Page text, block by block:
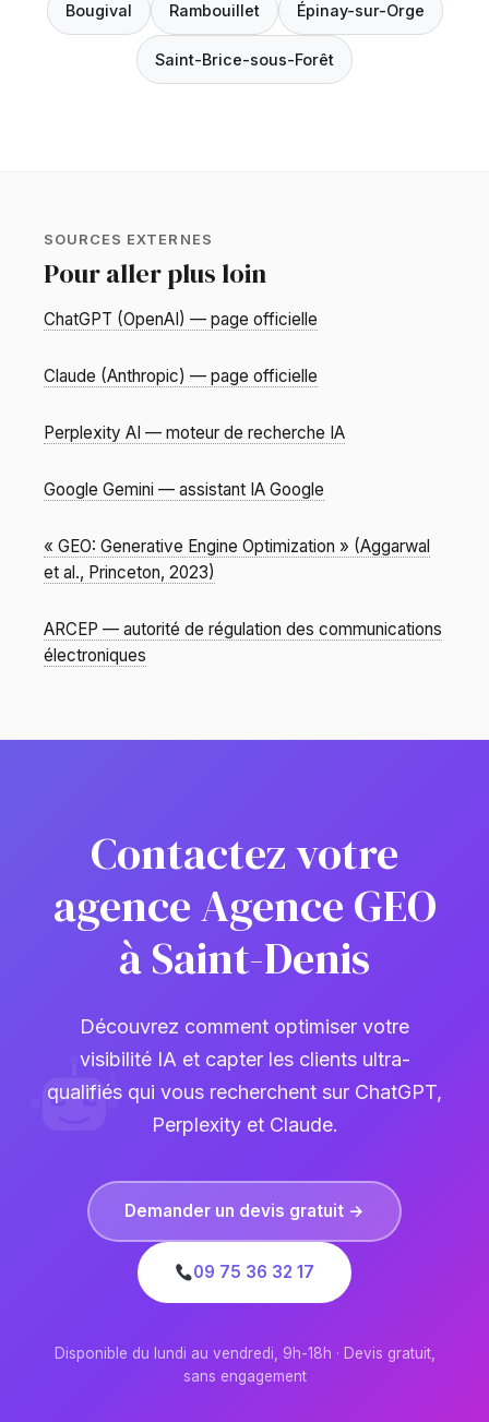
Bougival Rambouillet Épinay-sur-Orge
Saint-Brice-sous-Forêt
SOURCES EXTERNES
Pour aller plus loin
ChatGPT (OpenAI) — page officielle
Claude (Anthropic) — page officielle
Perplexity AI — moteur de recherche IA
Google Gemini — assistant IA Google
« GEO: Generative Engine Optimization » (Aggarwal
et al., Princeton, 2023)
ARCEP — autorité de régulation des communications
électroniques
Contactez votre
agence Agence GEO
à Saint-Denis
Découvrez comment optimiser votre
visibilité IA et capter les clients ultra-
qualifiés qui vous recherchent sur ChatGPT,
Perplexity et Claude.
Demander un devis gratuit →
09 75 36 32 17
Disponible du lundi au vendredi, 9h-18h · Devis gratuit,
sans engagement